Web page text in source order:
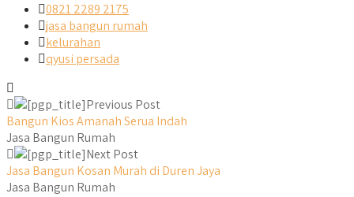
0821 2289 2175
jasa bangun rumah
kelurahan
qyusi persada
Previous Post
Bangun Kios Amanah Serua Indah
Jasa Bangun Rumah
Next Post
Jasa Bangun Kosan Murah di Duren Jaya
Jasa Bangun Rumah